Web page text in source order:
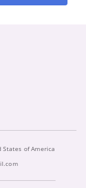
States of America